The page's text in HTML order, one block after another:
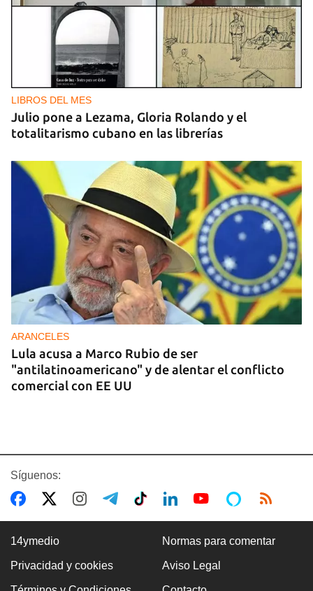
LIBROS DEL MES
Julio pone a Lezama, Gloria Rolando y el
totalitarismo cubano en las librerías
ARANCELES
Lula acusa a Marco Rubio de ser
"antilatinoamericano" y de alentar el conflicto
comercial con EE UU
Premio Literario Lourdes Gil 2026 en Poesía
Síguenos:
14ymedio Normas para comentar
Privacidad y cookies Aviso Legal